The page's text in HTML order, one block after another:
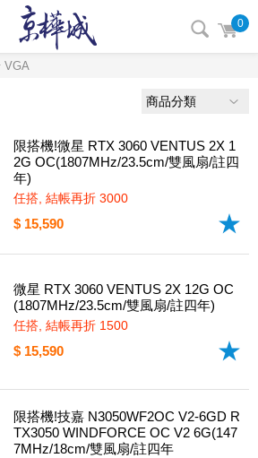
0
VGA
商品分類
限搭機!微星 RTX 3060 VENTUS 2X 1
2G OC(1807MHz/23.5cm/雙風扇/註四
年)
任搭, 結帳再折 3000
$ 15,590
微星 RTX 3060 VENTUS 2X 12G OC
(1807MHz/23.5cm/雙風扇/註四年)
任搭, 結帳再折 1500
$ 15,590
限搭機!技嘉 N3050WF2OC V2-6GD R
TX3050 WINDFORCE OC V2 6G(147
7MHz/18cm/雙風扇/註四年